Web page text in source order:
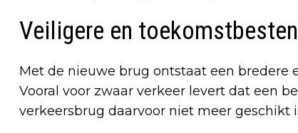
Veiligere en
Met de nieuwe brug ontstaat een bredere
Vooral voor zwaar verkeer levert dat een
verkeersbrug daarvoor niet meer geschikt